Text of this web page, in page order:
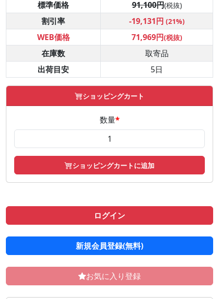
標準価格
91,100円(税抜)
割引率 -19,131円 (21%)
WEB価格 71,969円(税抜)
在庫数
取寄品
出荷目安
5日
ショッピングカート
数量*
ショッピングカートに追加
ログイン
新規会員登録(無料)
お気に入り登録